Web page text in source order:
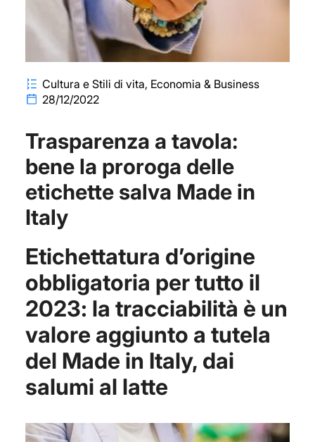
Cultura e Stili di vita Economia & Business
28/12/2022
Trasparenza a tavola:
bene la proroga delle
etichette salva Made in
Italy
Etichettatura d’origine
obbligatoria per tutto il
2023: la tracciabilità è un
valore aggiunto a tutela
del Made in Italy, dai
salumi al latte